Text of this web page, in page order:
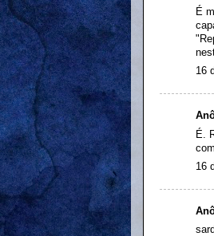
É
16
É.
16